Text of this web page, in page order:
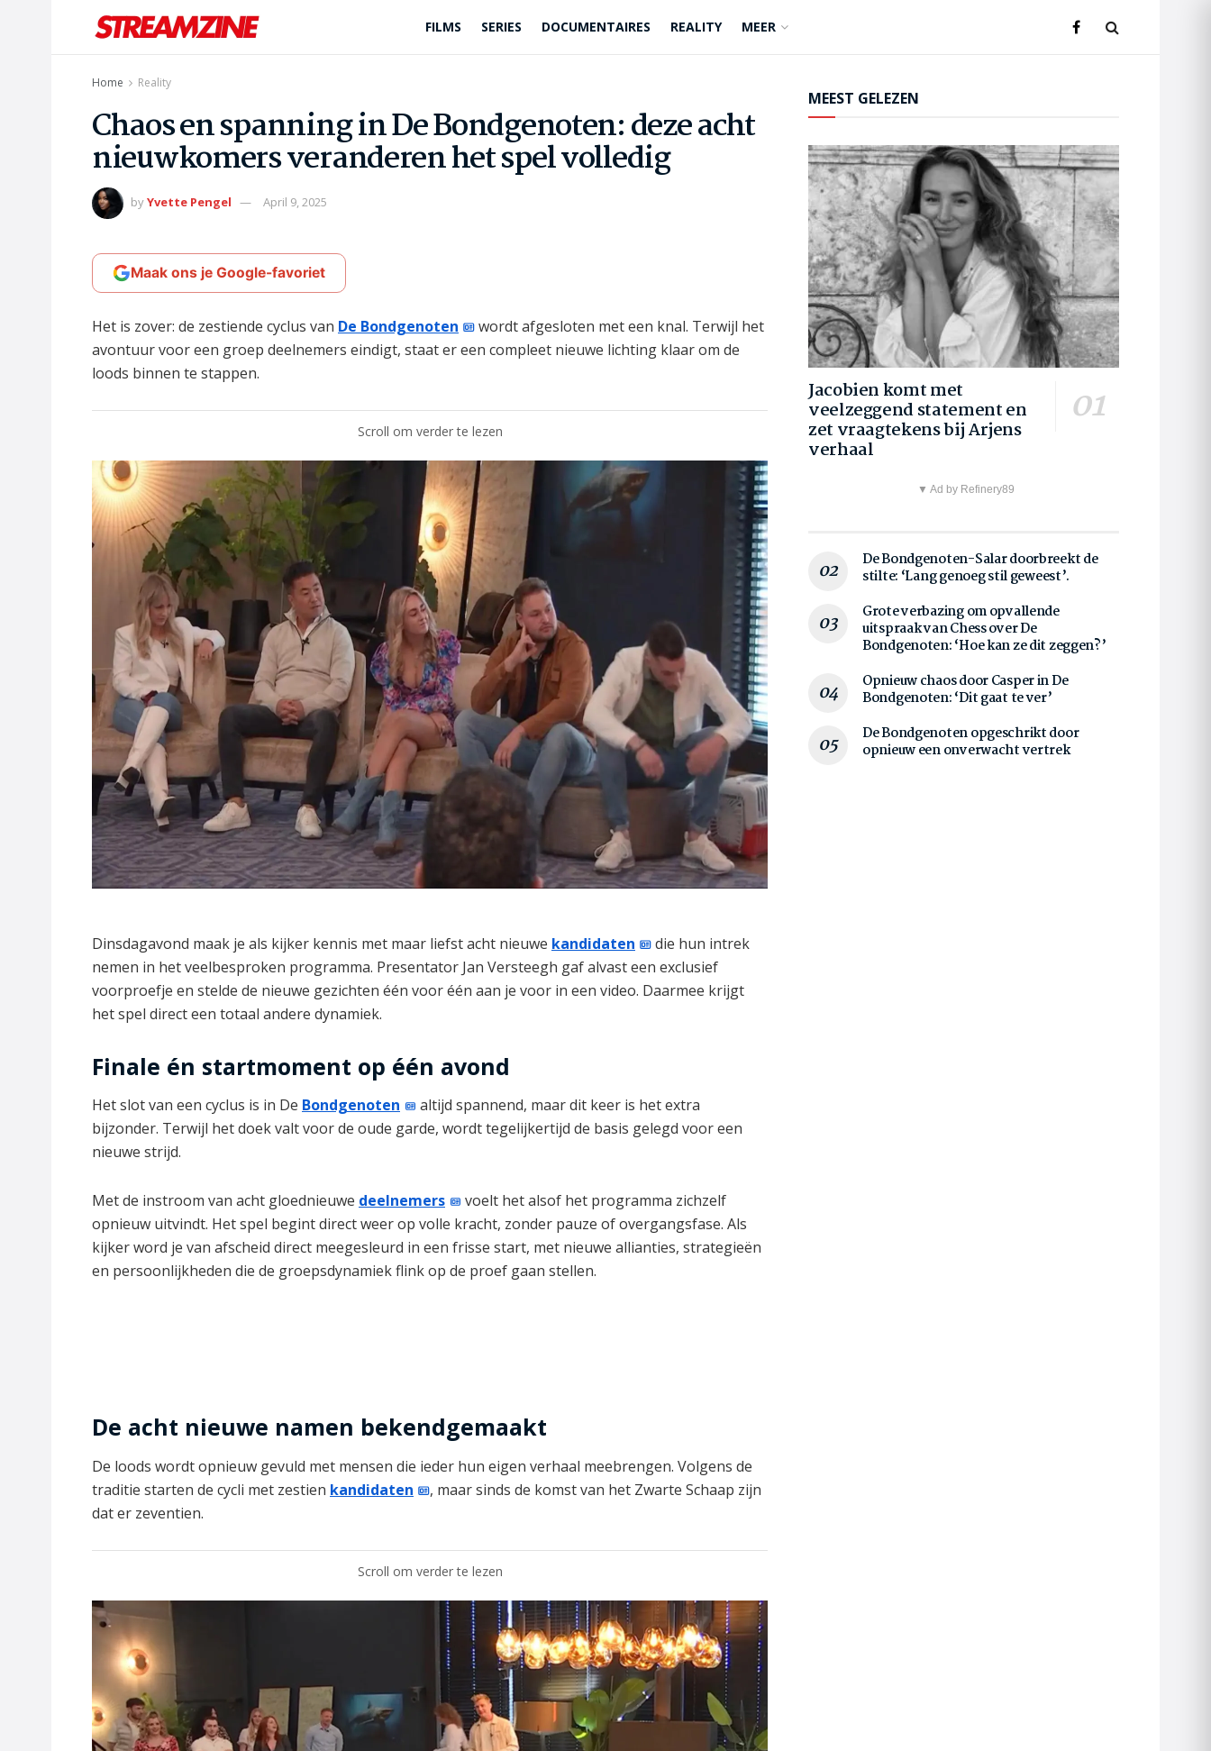
FILMS SERIES DOCUMENTAIRES REALITY MEER
Home Reality
Chaos en spanning in De Bondgenoten: deze acht
nieuwkomers veranderen het spel volledig
byYvette Pengel April 9, 2025
Maak ons je Google-favoriet
Het is zover: de zestiende cyclus van De Bondgenoten
wordt afgesloten met een knal. Terwijl het
avontuur voor een groep deelnemers eindigt, staat er een compleet nieuwe lichting klaar om de
loods binnen te stappen.
Scroll om verder te lezen
Dinsdagavond maak je als kijker kennis met maar liefst acht nieuwe kandidaten
die hun intrek
nemen in het veelbesproken programma. Presentator Jan Versteegh gaf alvast een exclusief
voorproefje en stelde de nieuwe gezichten één voor één aan je voor in een video. Daarmee krijgt
het spel direct een totaal andere dynamiek.
Finale én startmoment op één avond
Het slot van een cyclus is in De Bondgenoten
altijd spannend, maar dit keer is het extra
bijzonder. Terwijl het doek valt voor de oude garde, wordt tegelijkertijd de basis gelegd voor een
nieuwe strijd.
Met de instroom van acht gloednieuwe deelnemers
voelt het alsof het programma zichzelf
opnieuw uitvindt. Het spel begint direct weer op volle kracht, zonder pauze of overgangsfase. Als
kijker word je van afscheid direct meegesleurd in een frisse start, met nieuwe allianties, strategieën
en persoonlijkheden die de groepsdynamiek flink op de proef gaan stellen.
De acht nieuwe namen bekendgemaakt
De loods wordt opnieuw gevuld met mensen die ieder hun eigen verhaal meebrengen. Volgens de
traditie starten de cycli met zestien kandidaten
, maar sinds de komst van het Zwarte Schaap zijn
dat er zeventien.
Scroll om verder te lezen
MEEST GELEZEN
Jacobien komt met
veelzeggend statement en
zet vraagtekens bij Arjens
verhaal
▼ Ad by Refinery89
De Bondgenoten-Salar doorbreekt de
stilte: ‘Lang genoeg stil geweest’.
Grote verbazing om opvallende
uitspraak van Chess over De
Bondgenoten: ‘Hoe kan ze dit zeggen?’
Opnieuw chaos door Casper in De
Bondgenoten: ‘Dit gaat te ver’
De Bondgenoten opgeschrikt door
opnieuw een onverwacht vertrek